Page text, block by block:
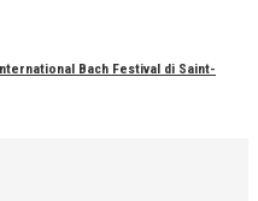
Bach Festival di Saint-